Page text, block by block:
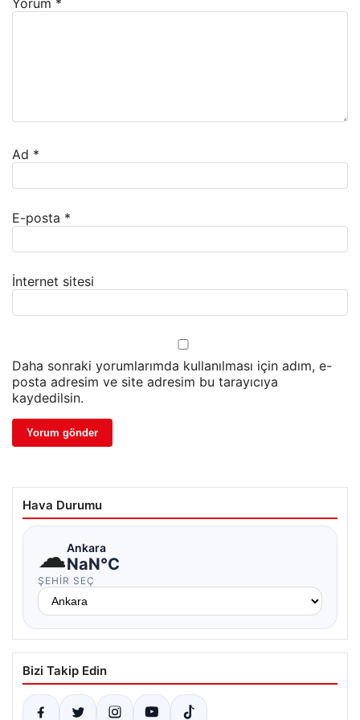
Yorum *
Ad *
E-posta *
İnternet sitesi
Daha sonraki yorumlarımda kullanılması için adım, e-
posta adresim ve site adresim bu tarayıcıya
kaydedilsin.
Hava Durumu
☁Ankara
NaN°C
ŞEHIR SEÇ
Bizi Takip Edin